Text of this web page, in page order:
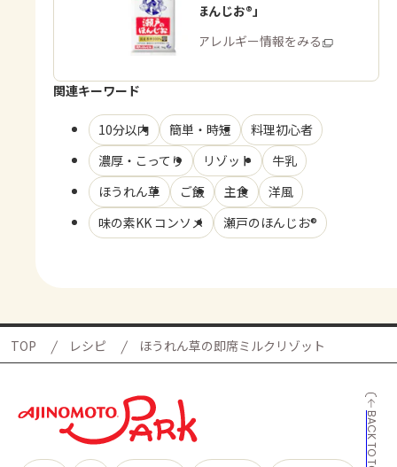
「瀬戸のほんじお®」
商品・アレルギー情報をみる
関連キーワード
10分以内 簡単・時短
料理初心者
濃厚・こってり
リゾット
牛乳
ほうれん草
ご飯 主食
洋風
味の素KK コンソメ
瀬戸のほんじお®
TOP レシピ ほうれん草の即席ミルクリゾット
BACK TO TOP